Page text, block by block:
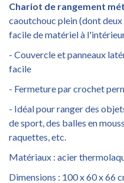
Chariot de rangement
caoutchouc plein (dont
facile de matériel à
- Couvercle et panneaux
facile
- Fermeture par crochet
- Idéal pour ranger des
de sport, des balles en
raquettes, etc.
Matériaux : acier
Dimensions : 100 x 60 x 66